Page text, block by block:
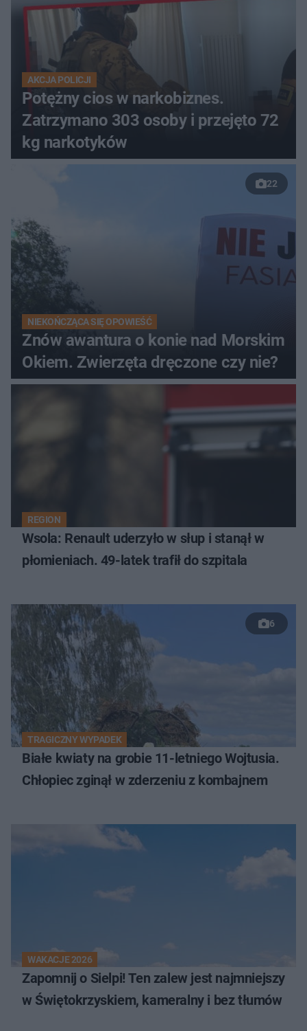
AKCJA POLICJI
Potężny cios w narkobiznes.
Zatrzymano 303 osoby i przejęto 72
kg narkotyków
22
NIEKOŃCZĄCA SIĘ OPOWIEŚĆ
Znów awantura o konie nad Morskim
Okiem. Zwierzęta dręczone czy nie?
REGION
Wsola: Renault uderzyło w słup i stanął w
płomieniach. 49-latek trafił do szpitala
6
TRAGICZNY WYPADEK
Białe kwiaty na grobie 11-letniego Wojtusia.
Chłopiec zginął w zderzeniu z kombajnem
WAKACJE 2026
Zapomnij o Sielpi! Ten zalew jest najmniejszy
w Świętokrzyskiem, kameralny i bez tłumów